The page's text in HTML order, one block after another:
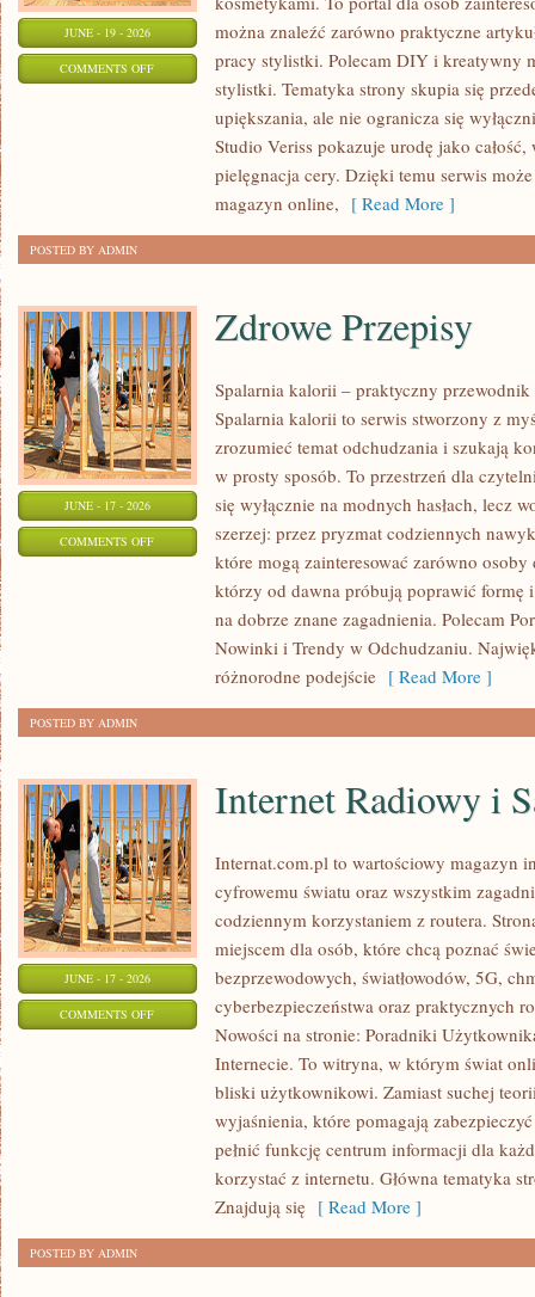
JUNE - 19 - 2026
COMMENTS OFFON
STYLIZACJE
można znaleźć zarówno praktyczne
pracy stylistki. Polecam DIY i kreatywny
stylistki. Tematyka strony skupia się
upiększania, ale nie ogranicza się
Studio Veriss pokazuje urodę jako
pielęgnacja cery. Dzięki temu serwis
magazyn online, [ Read More ]
POSTED BY ADMIN
JUNE - 17 - 2026
COMMENTS OFFON
Zdrowe Przepisy
Spalarnia kalorii – praktyczny przewodnik
Spalarnia kalorii to serwis stworzony z
zrozumieć temat odchudzania i szukają
w prosty sposób. To przestrzeń dla
się wyłącznie na modnych hasłach, lecz
szerzej: przez pryzmat codziennych
które mogą zainteresować zarówno
którzy od dawna próbują poprawić formę
na dobrze znane zagadnienia. Polecam
Nowinki i Trendy w Odchudzaniu.
różnorodne podejście [ Read More ]
POSTED BY ADMIN
JUNE - 17 - 2026
COMMENTS OFFON
SATELITARNY
Internet Radiowy i
Internat.com.pl to wartościowy magazyn
cyfrowemu światu oraz wszystkim
codziennym korzystaniem z routera.
miejscem dla osób, które chcą poznać
bezprzewodowych, światłowodów, 5G,
cyberbezpieczeństwa oraz praktycznych
Nowości na stronie: Poradniki
Internecie. To witryna, w którym świat
bliski użytkownikowi. Zamiast suchej
wyjaśnienia, które pomagają
pełnić funkcję centrum informacji dla
korzystać z internetu. Główna tematyka
Znajdują się [ Read More ]
POSTED BY ADMIN